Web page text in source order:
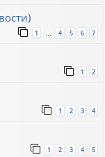
1 … 4 5 6 7
1 2
1 2 3 4
1 2 3 4 5